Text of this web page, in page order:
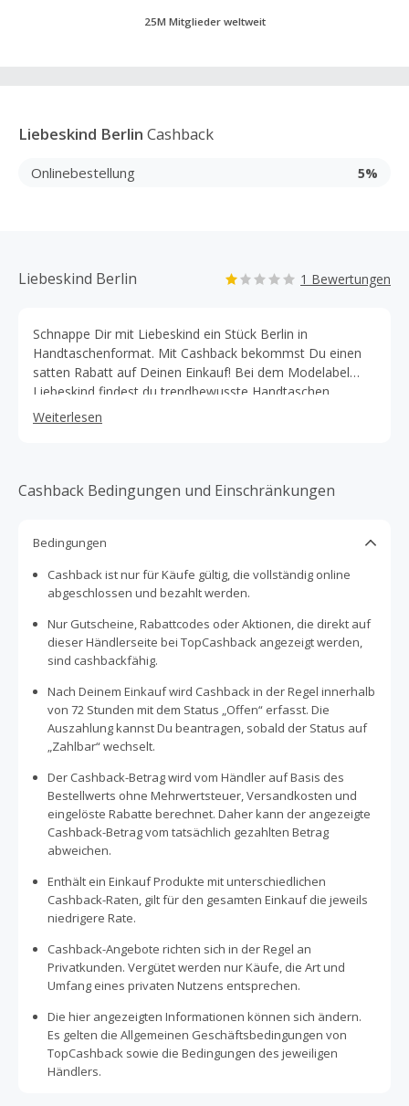
25M Mitglieder weltweit
Liebeskind Berlin Cashback
Onlinebestellung 5%
Liebeskind Berlin 1 Bewertungen
Schnappe Dir mit Liebeskind ein Stück Berlin in
Handtaschenformat. Mit Cashback bekommst Du einen
satten Rabatt auf Deinen Einkauf! Bei dem Modelabel
Liebeskind findest du trendbewusste Handtaschen,
Schuhe und Accessoires mit dem gewissen Berliner Flair.
Shoppe trendbewusste Taschen in allen Formen und
Platz für Karten und Bargeld bieten dir die exquisiten
verschiedenen Styles begeistern. Finde zu deinem Outfit
anderem hochwertige Gürtel, Schultergurte und
Handytaschen. Für den Winter findest du bei Liebeskind
wärmende Schals & Handschuhe. Mit den
Kosmetiktaschen von Liebeskind wird deine nächste Reise
nicht nur organisierter, sondern sicher auch stylischer. Mit
Outfits den letzten Schliff. Die Lieferung bei Liebeskind
erfolgt innerhalb Deutschlands ab einem Bestellwert von
50 Euro kostenfrei. Nutze zudem unser attraktives
Cashback Angebot, spare bares Geld bei deinem nächsten
Einkauf und erhalte so einen attraktiven Rabatt auf Deine
Bestellung im Online Shop von Liebeskind. Dazu direkt
100% gratis bei TopCashback anmelden und mit dem
Cashback sammeln beginnen.
Weiterlesen
Cashback Bedingungen und Einschränkungen
Bedingungen
Cashback ist nur für Käufe gültig, die vollständig online
abgeschlossen und bezahlt werden.
Nur Gutscheine, Rabattcodes oder Aktionen, die direkt auf
dieser Händlerseite bei TopCashback angezeigt werden,
sind cashbackfähig.
Nach Deinem Einkauf wird Cashback in der Regel innerhalb
von 72 Stunden mit dem Status „Offen“ erfasst. Die
Auszahlung kannst Du beantragen, sobald der Status auf
„Zahlbar“ wechselt.
Der Cashback-Betrag wird vom Händler auf Basis des
Bestellwerts ohne Mehrwertsteuer, Versandkosten und
eingelöste Rabatte berechnet. Daher kann der angezeigte
Cashback-Betrag vom tatsächlich gezahlten Betrag
abweichen.
Enthält ein Einkauf Produkte mit unterschiedlichen
Cashback-Raten, gilt für den gesamten Einkauf die jeweils
niedrigere Rate.
Cashback-Angebote richten sich in der Regel an
Privatkunden. Vergütet werden nur Käufe, die Art und
Umfang eines privaten Nutzens entsprechen.
Die hier angezeigten Informationen können sich ändern.
Es gelten die Allgemeinen Geschäftsbedingungen von
TopCashback sowie die Bedingungen des jeweiligen
Händlers.